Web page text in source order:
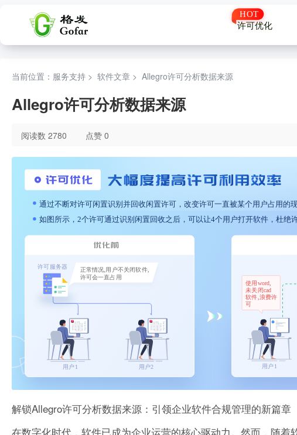
许可优化
当前位置：服务支持 > 软件文章 > Allegro许可分析数据来源
Allegro许可分析数据来源
阅读数 2780 点赞 0
解锁Allegro许可分析数据来源：引领企业软件合规管理的新篇章
在数字化时代，软件已成为企业运营的核心驱动力。然而，随